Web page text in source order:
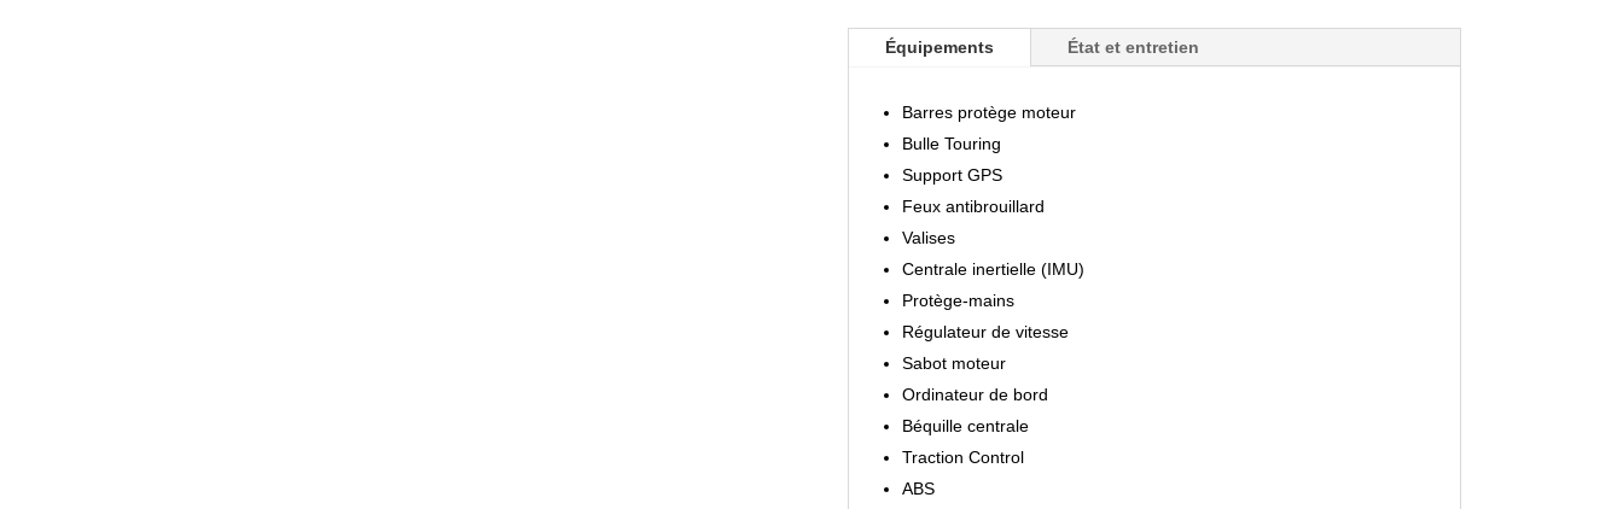
Équipements État et entretien
Barres protège moteur
Bulle Touring
Support GPS
Feux antibrouillard
Valises
Centrale inertielle (IMU)
Protège-mains
Régulateur de vitesse
Sabot moteur
Ordinateur de bord
Béquille centrale
Traction Control
ABS